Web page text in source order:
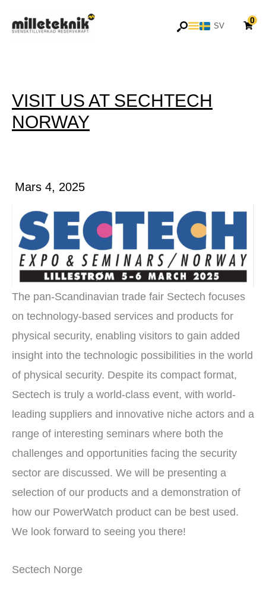
SV
EN
0
VISIT US AT SECHTECH
NORWAY
Mars 4, 2025
The pan-Scandinavian trade fair Sectech focuses
on technology-based services and products for
physical security, enabling visitors to gain added
insight into the technologic possibilities in the world
of physical security. Despite its compact format,
Sectech is truly a world-class event, with world-
leading suppliers and innovative niche actors and a
range of interesting seminars where both the
challenges and opportunities facing the security
sector are discussed. We will be presenting a
selection of our products and a demonstration of
how our PowerWatch product can be best used.
We look forward to seeing you there!
Sectech Norge